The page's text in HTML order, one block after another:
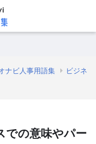
ナビ人事用語集
ビジネ
での意味やパー